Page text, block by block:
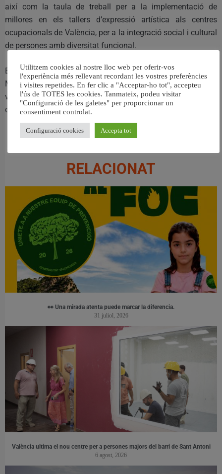
així com la taula de treball per a la implementació de
millores en els tallers d’expressió artística als centres
ocupacionals de València, per a la integració social i cultural
de persones amb diversitat funcional.
Es tracta d’un conjunt de mesures que el Consorci de
Museus desenvolupa a Castelló, València i Alacant, i
vertebra el territori perquè el projecte arribe a tota la
ciutadania.
RELACIONAT
👀 Una mirada atenta puede marcar la diferencia.
31 juliol, 2026
València ultima el nou centre per a persones majors del barri de Sant Antoni
6 agost, 2026
Utilitzem cookies al nostre lloc web per oferir-vos
l'experiència més rellevant recordant les vostres preferències
i visites repetides. En fer clic a "Acceptar-ho tot", accepteu
l'ús de TOTES les cookies. Tanmateix, podeu visitar
"Configuració de les galetes" per proporcionar un
consentiment controlat.
Configuració cookies Accepta tot